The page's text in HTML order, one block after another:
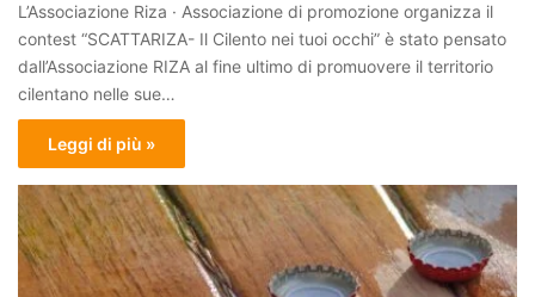
L’Associazione Riza · Associazione di promozione organizza il
contest “SCATTARIZA- Il Cilento nei tuoi occhi” è stato pensato
dall’Associazione RIZA al fine ultimo di promuovere il territorio
cilentano nelle sue…
Leggi di più »